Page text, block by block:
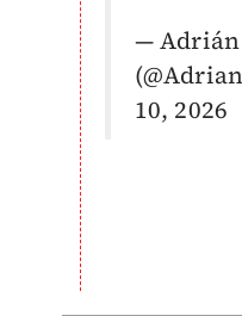
—
10, 2026